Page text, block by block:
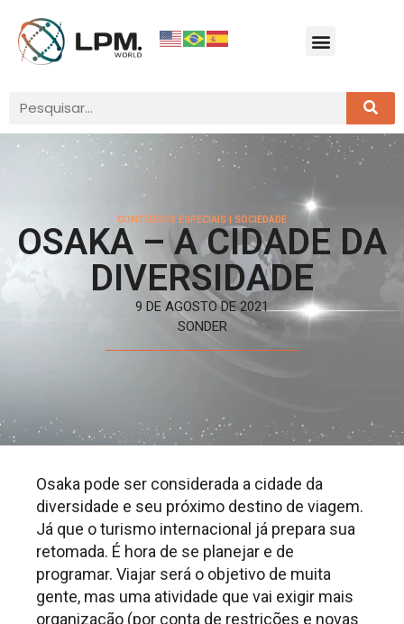
CONTEÚDOS ESPECIAIS | SOCIEDADE
OSAKA – A CIDADE DA
DIVERSIDADE
9 DE AGOSTO DE 2021
SONDER
Osaka pode ser considerada a cidade da
diversidade e seu próximo destino de viagem.
Já que o turismo internacional já prepara sua
retomada. É hora de se planejar e de
programar. Viajar será o objetivo de muita
gente, mas uma atividade que vai exigir mais
organização (por conta de restrições e novas